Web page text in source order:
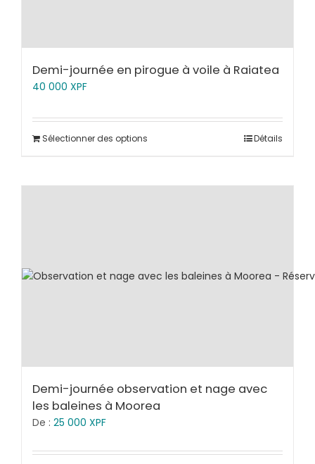
Demi-journée en pirogue à voile à Raiatea
40 000 XPF
Sélectionner des options Détails
Demi-journée observation et nage avec
les baleines à Moorea
De : 25 000 XPF